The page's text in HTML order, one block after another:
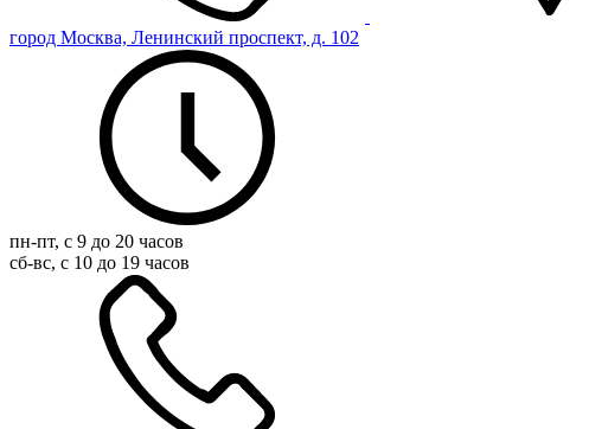
город Москва, Ленинский проспект, д. 102
пн-пт, с 9 до 20 часов
сб-вс, с 10 до 19 часов